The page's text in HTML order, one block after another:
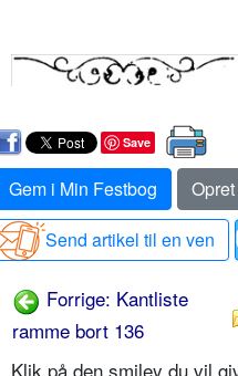
Save
Gem i Min Festbog
Send artikel til en ven
Forrige: Kantliste
ramme bort 136
Klik på den smiley du vil